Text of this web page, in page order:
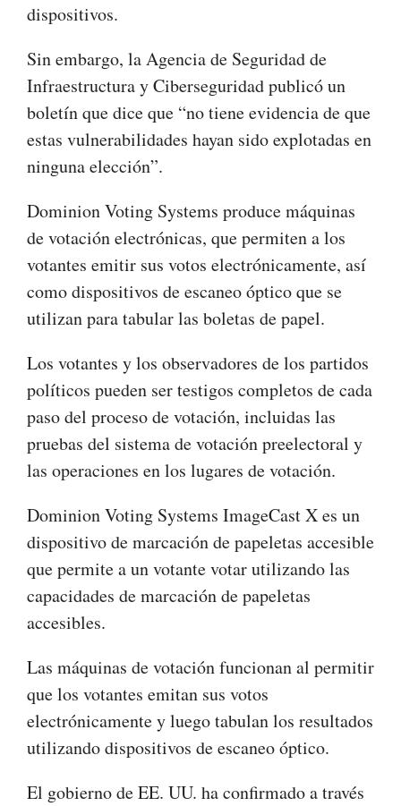
dispositivos.
Sin embargo, la Agencia de Seguridad de
Infraestructura y Ciberseguridad publicó un
boletín que dice que “no tiene evidencia de que
estas vulnerabilidades hayan sido explotadas en
ninguna elección”.
Dominion Voting Systems produce máquinas
de votación electrónicas, que permiten a los
votantes emitir sus votos electrónicamente, así
como dispositivos de escaneo óptico que se
utilizan para tabular las boletas de papel.
Los votantes y los observadores de los partidos
políticos pueden ser testigos completos de cada
paso del proceso de votación, incluidas las
pruebas del sistema de votación preelectoral y
las operaciones en los lugares de votación.
Dominion Voting Systems ImageCast X es un
dispositivo de marcación de papeletas accesible
que permite a un votante votar utilizando las
capacidades de marcación de papeletas
accesibles.
Las máquinas de votación funcionan al permitir
que los votantes emitan sus votos
electrónicamente y luego tabulan los resultados
utilizando dispositivos de escaneo óptico.
El gobierno de EE. UU. ha confirmado a través